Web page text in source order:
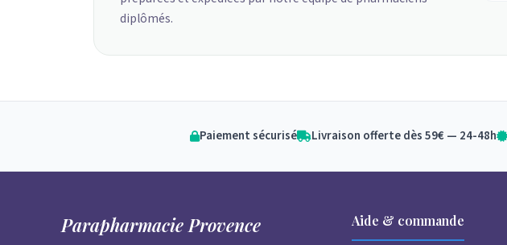
diplômés.
Paiement sécurisé Livraison offerte dès 59€ — 24-48h
Parapharmacie Provence Aide & commande